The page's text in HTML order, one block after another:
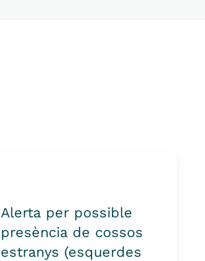
Alerta per possible
presència de cossos
estranys (esquerdes